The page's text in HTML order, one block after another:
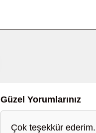
Güzel Yorumlarınız
Çok teşekkür